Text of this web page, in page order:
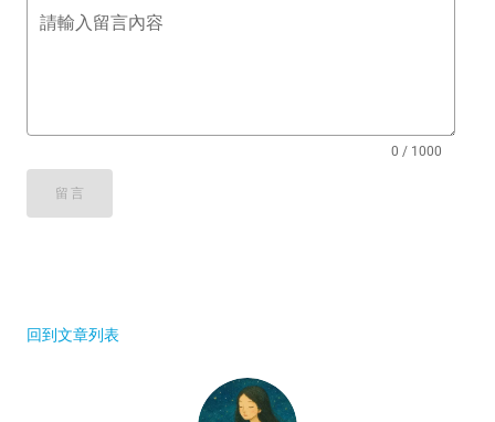
請輸入留言內容
0 / 1000
留言
回到文章列表